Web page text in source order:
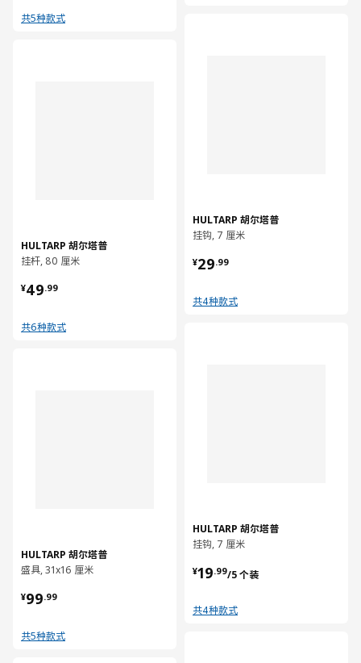
共5种款式
HULTARP 胡尔塔普
挂杆, 80 厘米
¥49.99
¥ 49.99
共6种款式
HULTARP 胡尔塔普
盛具, 31x16 厘米
¥99.99
¥ 99.99
共5种款式
HULTARP 胡尔塔普
挂钩, 7 厘米
¥29.99
¥ 29.99
共4种款式
HULTARP 胡尔塔普
挂钩, 7 厘米
¥19.99/5 个装
¥ 19.99/5 个装
共4种款式